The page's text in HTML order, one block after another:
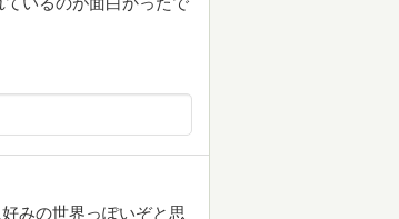
みの世界っぽいぞと思